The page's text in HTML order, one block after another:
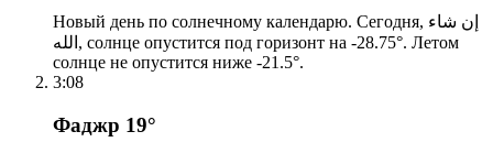
Новый день по солнечному календарю. Сегодня, إن شاء
الله, солнце опустится под горизонт на -28.75°. Летом
солнце не опустится ниже -21.5°.
3:08
Фаджр 19°